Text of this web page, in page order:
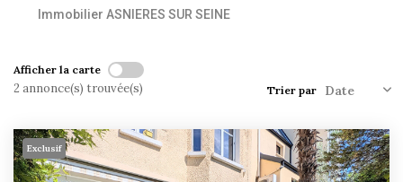
Historique
CONTACT
Immobilier ASNIERES SUR SEINE
Afficher la carte
2 annonce(s) trouvée(s) Trier par
Exclusif